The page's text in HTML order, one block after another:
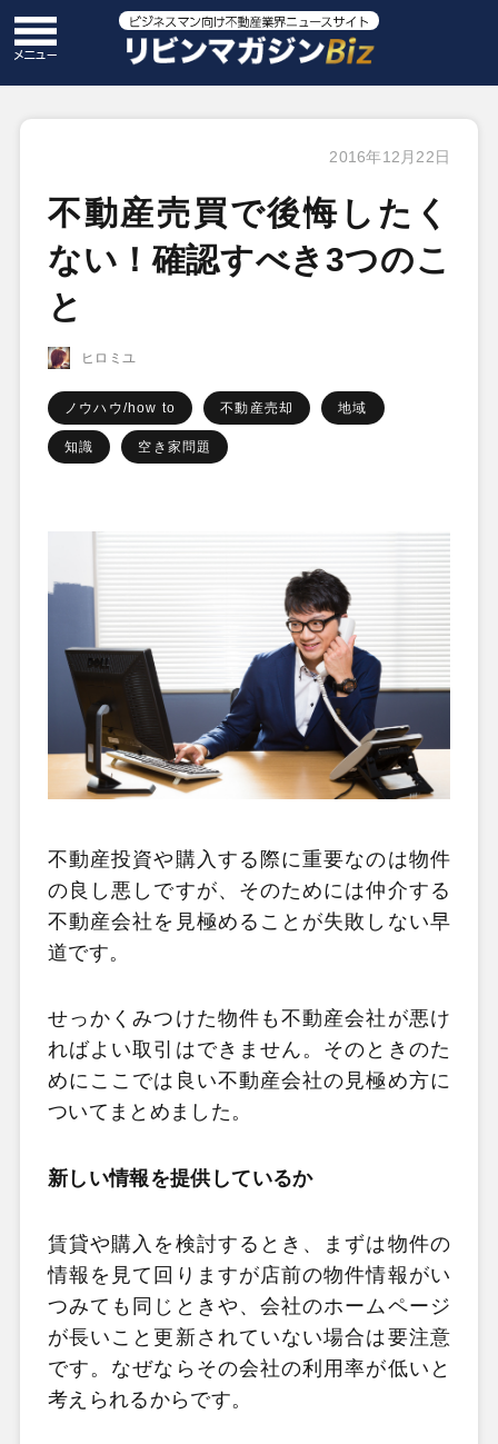
2016年12月22日
不動産売買で後悔したく
ない！確認すべき3つのこ
と
ヒロミユ
ノウハウ/how to 不動産売却 地域
知識 空き家問題
不動産投資や購入する際に重要なのは物件
の良し悪しですが、そのためには仲介する
不動産会社を見極めることが失敗しない早
道です。
せっかくみつけた物件も不動産会社が悪け
ればよい取引はできません。そのときのた
めにここでは良い不動産会社の見極め方に
ついてまとめました。
新しい情報を提供しているか
賃貸や購入を検討するとき、まずは物件の
情報を見て回りますが店前の物件情報がい
つみても同じときや、会社のホームページ
が長いこと更新されていない場合は要注意
です。なぜならその会社の利用率が低いと
考えられるからです。